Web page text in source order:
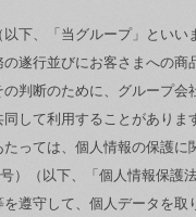
以下、「当グループ」といい
遂行並びにお客さまへの商
判断のために、グループ会
して利用することがありま
っては、個人情報の保護に
）（以下、「個人情報保護
遵守して、個人データを取